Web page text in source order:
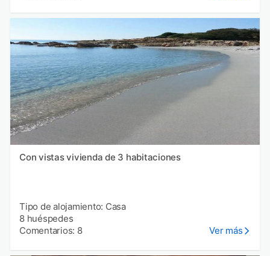
Con vistas vivienda de 3 habitaciones
Tipo de alojamiento: Casa
8 huéspedes
Comentarios: 8
Ver más